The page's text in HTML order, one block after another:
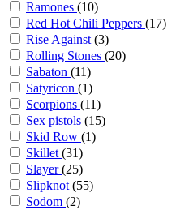
Ramones (10)
Red Hot Chili Peppers (17)
Rise Against(3)
Rolling Stones (20)
Sabaton (11)
Satyricon (1)
Scorpions (11)
Sex pistols (15)
Skid Row (1)
Skillet(31)
Slayer(25)
Slipknot(55)
Sodom (2)